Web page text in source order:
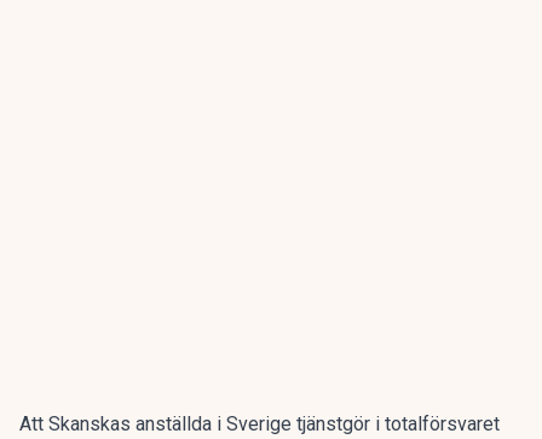
Att Skanskas anställda i Sverige tjänstgör i totalförsvaret